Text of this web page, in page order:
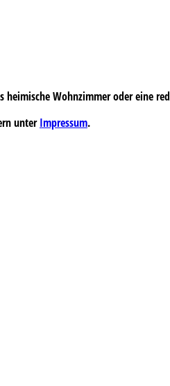
heimische Wohnzimmer oder eine
unterImpressum.